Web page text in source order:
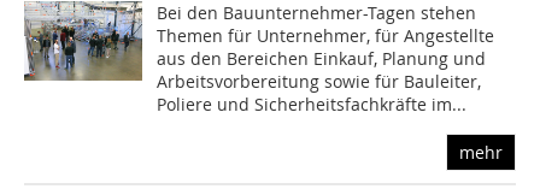
Bei den Bauunternehmer-Tagen stehen
Themen für Unternehmer, für Angestellte
aus den Bereichen Einkauf, Planung und
Arbeitsvorbereitung sowie für Bauleiter,
Poliere und Sicherheitsfachkräfte im...
mehr